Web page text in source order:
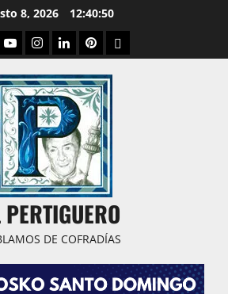
8, 2026 12:40:51
YoutubeInstagram
LinkedPinterestDribbble
PERTIGUERO
DE COFRADÍAS